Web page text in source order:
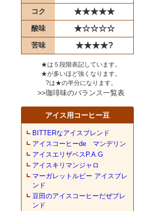
コク ★★★★★
酸味 ★☆☆☆☆
苦味 ★★★★?
★は５段階表記しています。
★が多いほど強くなります。
?は★の半分になります。
>>珈琲味のバランス一覧表